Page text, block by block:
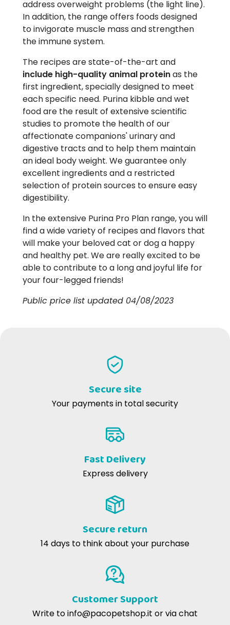
address overweight problems (the light line).
In addition, the range offers foods designed
to invigorate muscle mass and strengthen
the immune system.
The recipes are state-of-the-art and
include high-quality animal proteinas the
first ingredient, specially designed to meet
each specific need. Purina kibble and wet
food are the result of extensive scientific
studies to promote the health of our
affectionate companions' urinary and
digestive tracts and to help them maintain
an ideal body weight. We guarantee only
excellent ingredients and a restricted
selection of protein sources to ensure easy
digestibility.
In the extensive Purina Pro Plan range, you will
find a wide variety of recipes and flavors that
will make your beloved cat or dog a happy
and healthy pet. We are really excited to be
able to contribute to a long and joyful life for
your four-legged friends!
Public price list updated 04/08/2023
Secure site
Your payments in total security
Fast Delivery
Express delivery
Secure return
14 days to think about your purchase
Customer Support
Write toinfo@pacopetshop.it or via chat